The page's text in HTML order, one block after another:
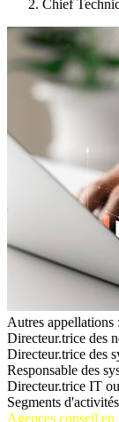
Chief
Autres appellations :
Directeur.trice des
Directeur.trice des
Responsable des
Directeur.trice IT
Segments
Agences conseil